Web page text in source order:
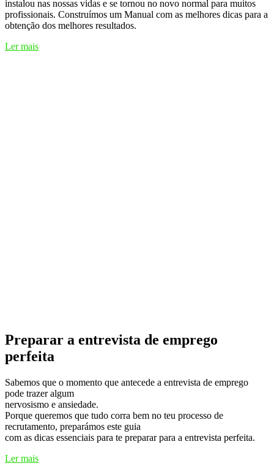
instalou nas nossas vidas e se tornou no novo normal para muitos
profissionais. Construímos um Manual com as melhores dicas para a
obtenção dos melhores resultados.
Ler mais
Preparar a entrevista de emprego
perfeita
Sabemos que o momento que antecede a entrevista de emprego
pode trazer algum
nervosismo e ansiedade.
Porque queremos que tudo corra bem no teu processo de
recrutamento, preparámos este guia
com as dicas essenciais para te preparar para a entrevista perfeita.
Ler mais